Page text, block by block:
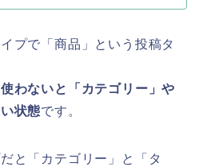
プで「商品」という投稿タ
わないと「カテゴリー」や
状態です 。
と「カテゴリー」と「タ